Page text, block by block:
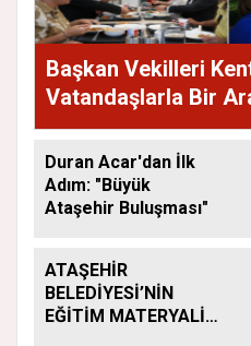
Başkan Vekilleri
Vatandaşlarla Bir
Duran Acar'dan İlk
Adım: "Büyük
Ataşehir Buluşması"
ATAŞEHİR
BELEDİYESİ’NİN
EĞİTİM MATERYALİ